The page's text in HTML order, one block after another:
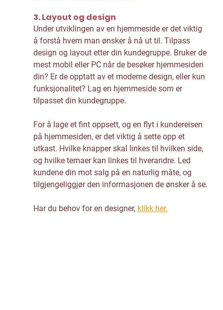
3. Layout og design
Under utviklingen av en hjemmeside er det viktig
å forstå hvem man ønsker å nå ut til. Tilpass
design og layout etter din kundegruppe. Bruker de
mest mobil eller PC når de besøker hjemmesiden
din? Er de opptatt av et moderne design, eller kun
funksjonalitet? Lag en hjemmeside som er
tilpasset din kundegruppe.
For å lage et fint oppsett, og en flyt i kundereisen
på hjemmesiden, er det viktig å sette opp et
utkast. Hvilke knapper skal linkes til hvilken side,
og hvilke temaer kan linkes til hverandre. Led
kundene din mot salg på en naturlig måte, og
tilgjengeliggjør den informasjonen de ønsker å se.
Har du behov for en designer, klikk her.